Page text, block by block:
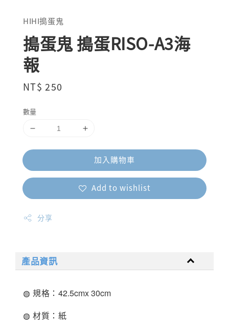
HIHI搗蛋鬼
搗蛋鬼 搗蛋RISO-A3海
報
Regular
NT$ 250
數量
加入購物車
Add to wishlist
分享
產品資訊
◍ 規格： 42.5cmx 30cm
◍ 材質：紙